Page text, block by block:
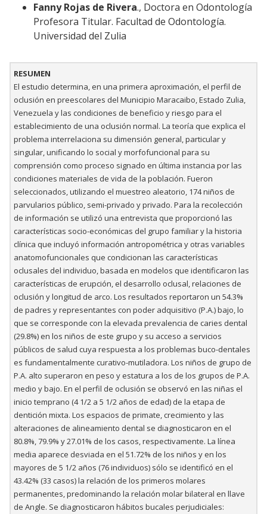
Fanny Rojas de Rivera., Doctora en Odontología
Profesora Titular. Facultad de Odontología.
Universidad del Zulia
RESUMEN
El estudio determina, en una primera aproximación, el perfil de
oclusión en preescolares del Municipio Maracaibo, Estado Zulia,
Venezuela y las condiciones de beneficio y riesgo para el
establecimiento de una oclusión normal. La teoría que explica el
problema interrelaciona su dimensión general, particular y
singular, unificando lo social y morfofuncional para su
comprensión como proceso signado en última instancia por las
condiciones materiales de vida de la población. Fueron
seleccionados, utilizando el muestreo aleatorio, 174 niños de
parvularios público, semi-privado y privado. Para la recolección
de información se utilizó una entrevista que proporcionó las
características socio-económicas del grupo familiar y la historia
clínica que incluyó información antropométrica y otras variables
anatomofuncionales que condicionan las características
oclusales del individuo, basada en modelos que identificaron las
características de erupción, el desarrollo oclusal, relaciones de
oclusión y longitud de arco. Los resultados reportaron un 54.3%
de padres y representantes con poder adquisitivo (P.A.) bajo, lo
que se corresponde con la elevada prevalencia de caries dental
(29.8%) en los niños de este grupo y su acceso a servicios
públicos de salud cuya respuesta a los problemas buco-dentales
es fundamentalmente curativo-mutiladora. Los niños de grupo de
P.A. alto superaron en peso y estatura a los de los grupos de P.A.
medio y bajo. En el perfil de oclusión se observó en las niñas el
inicio temprano (4 1/2 a 5 1/2 años de edad) de la etapa de
dentición mixta. Los espacios de primate, crecimiento y las
alteraciones de alineamiento dental se diagnosticaron en el
80.8%, 79.9% y 27.01% de los casos, respectivamente. La línea
media aparece desviada en el 51.72% de los niños y en los
mayores de 5 1/2 años (76 individuos) sólo se identificó en el
43.42% (33 casos) la relación de los primeros molares
permanentes, predominando la relación molar bilateral en llave
de Angle. Se diagnosticaron hábitos bucales perjudiciales: